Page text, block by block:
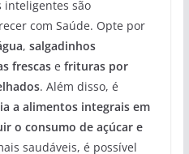
inteligentes são
com Saúde. Opte por
, salgadinhos
frescase frituras por
. Além disso, é
a alimentos integrais em
o consumo de açúcar e
saudáveis, é possível